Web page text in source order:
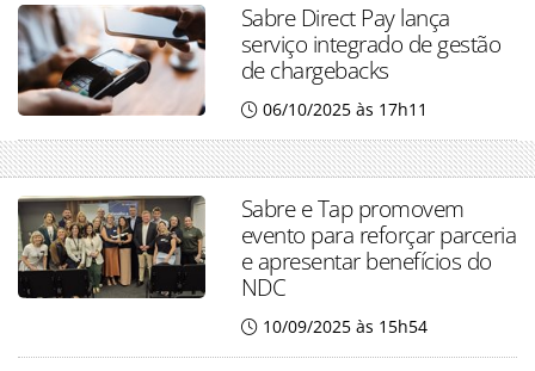
Sabre Direct Pay lança
serviço integrado de gestão
de chargebacks
06/10/2025 às 17h11
Sabre e Tap promovem
evento para reforçar parceria
e apresentar benefícios do
NDC
10/09/2025 às 15h54